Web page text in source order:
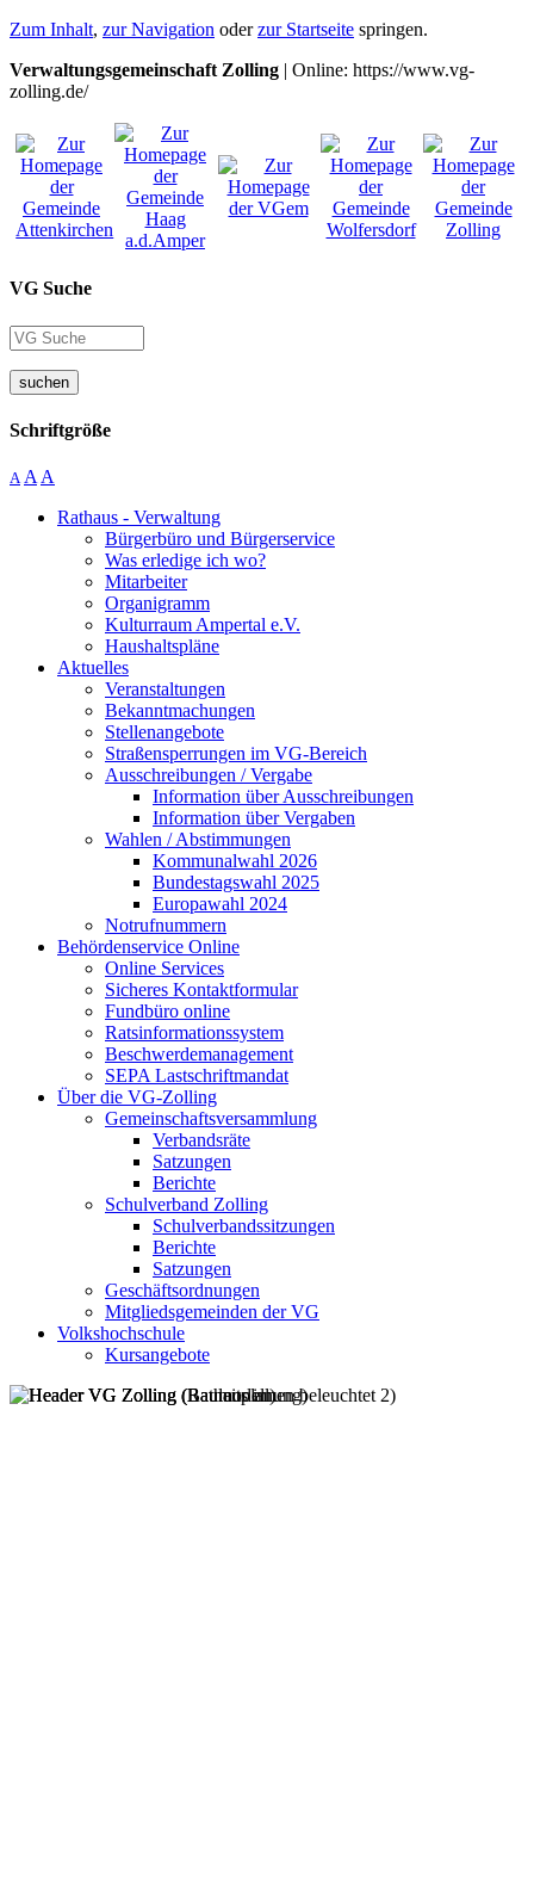
Zum Inhalt, zur Navigation oderzur Startseite springen.
Verwaltungsgemeinschaft Zolling | Online: https://www.vg-
zolling.de/
VG Suche
suchen
Schriftgröße
A A A
Rathaus - Verwaltung
Bürgerbüro und Bürgerservice
Was erledige ich wo?
Mitarbeiter
Organigramm
Kulturraum Ampertal e.V.
Haushaltspläne
Aktuelles
Veranstaltungen
Bekanntmachungen
Stellenangebote
Straßensperrungen im VG-Bereich
Ausschreibungen / Vergabe
Information über Ausschreibungen
Information über Vergaben
Wahlen / Abstimmungen
Kommunalwahl 2026
Bundestagswahl 2025
Europawahl 2024
Notrufnummern
Behördenservice Online
Online Services
Sicheres Kontaktformular
Fundbüro online
Ratsinformationssystem
Beschwerdemanagement
SEPA Lastschriftmandat
Über die VG-Zolling
Gemeinschaftsversammlung
Verbandsräte
Satzungen
Berichte
Schulverband Zolling
Schulverbandssitzungen
Berichte
Satzungen
Geschäftsordnungen
Mitgliedsgemeinden der VG
Volkshochschule
Kursangebote